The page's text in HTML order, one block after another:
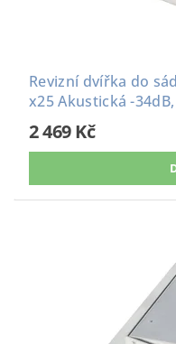
Revizní dvířka do
x25 Akustická -
2 469 Kč